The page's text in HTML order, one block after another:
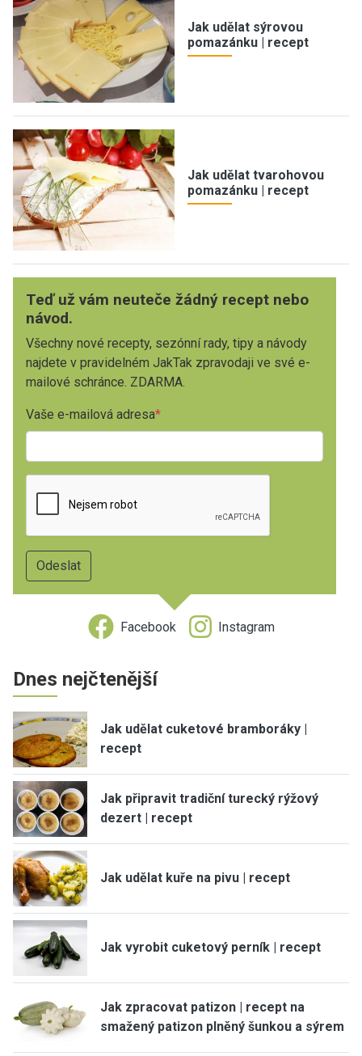
Jak udělat sýrovou
pomazánku | recept
Jak udělat tvarohovou
pomazánku | recept
Teď už vám neuteče žádný recept nebo
návod.
Všechny nové recepty, sezónní rady, tipy a návody
najdete v pravidelném JakTak zpravodaji ve své e-
mailové schránce. ZDARMA.
Vaše e-mailová adresa
Facebook Instagram
Dnes nejčtenější
Jak udělat cuketové bramboráky |
recept
Jak připravit tradiční turecký rýžový
dezert | recept
Jak udělat kuře na pivu | recept
Jak vyrobit cuketový perník | recept
Jak zpracovat patizon | recept na
smažený patizon plněný šunkou a sýrem